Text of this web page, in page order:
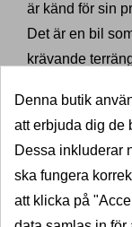
är känd för sin
Det är en bil
krävande
har även
mycket
bilentusiaster
Som en stolt
Denna butik
att erbjuda dig de
Dessa inkluderar
ska fungera
att klicka på